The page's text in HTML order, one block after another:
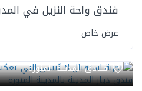
فندق واحة النزيل في
عرض خاص
فنادق المدينة المنورة